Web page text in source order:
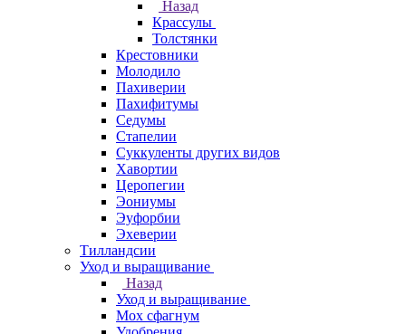
Назад
Крассулы
Толстянки
Крестовники
Молодило
Пахиверии
Пахифитумы
Седумы
Стапелии
Суккуленты других видов
Хавортии
Церопегии
Эониумы
Эуфорбии
Эхеверии
Тилландсии
Уход и выращивание
Назад
Уход и выращивание
Мох сфагнум